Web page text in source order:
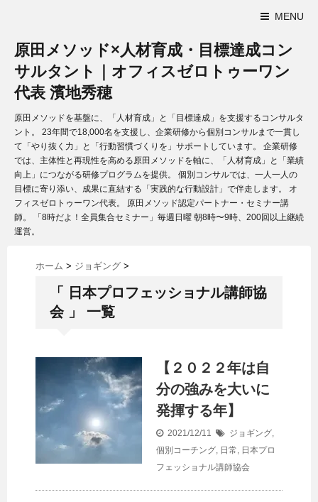
MENU
原田メソッド×人材育成・目標達成コン
サルタント｜オフィスゼロトゥーワン
代表 濱地秀穂
原田メソッドを基盤に、「人材育成」と「目標達成」を支援するコンサルタ
ント。 23年間で18,000名を支援し、企業研修から個別コンサルまで一貫し
て「やり抜く力」と「行動習慣づくりを」サポートしています。 企業研修
では、主体性と再現性を高める原田メソッドを軸に、「人材育成」と「業績
向上」につながる研修プログラムを提供。 個別コンサルでは、一人一人の
目標に寄り添い、成果に直結する「実践的な行動設計」で伴走します。 オ
フィスゼロトゥーワン代表。 原田メソッド認定パートナー・セミナー講
師。 「8時だよ！全員集合セミナー」毎週日曜 朝8時〜9時、200回以上継続
運営。
ホーム > ジョギング >
「 日本プロフェッショナル講師協
会 」 一覧
【２０２２年は自
分の強みを大いに
発揮する年】
2021/12/11 ジョギング,
個別コーチング, 日常, 日本プロ
フェッショナル講師協会